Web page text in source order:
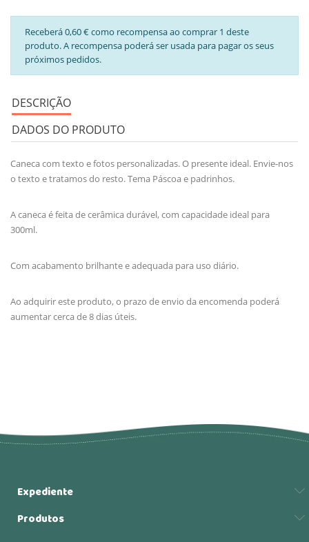
Receberá 0,60 € como recompensa ao comprar 1 deste
produto. A recompensa poderá ser usada para pagar os seus
próximos pedidos.
DESCRIÇÃO
DADOS DO PRODUTO
Caneca com texto e fotos personalizadas. O presente ideal. Envie-nos
o texto e tratamos do resto. Tema Páscoa e padrinhos.
A caneca é feita de cerâmica durável, com capacidade ideal para
300ml.
Com acabamento brilhante e adequada para uso diário.
Ao adquirir este produto, o prazo de envio da encomenda poderá
aumentar cerca de 8 dias úteis.
Expediente
Produtos